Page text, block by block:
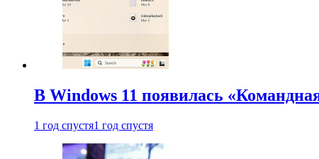
В Windows 11 появилась
1 год спустя1 год спустя